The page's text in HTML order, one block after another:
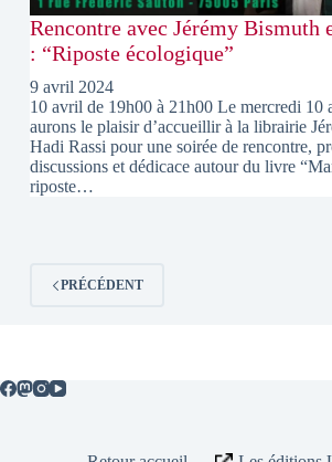
Rencontre avec Jérémy Bismuth
: “Riposte écologique”
9 avril 2024
10 avril de 19h00 à 21h00 Le mercredi 10
aurons le plaisir d’accueillir à la librairie
Hadi Rassi pour une soirée de rencontre,
discussions et dédicace autour du livre
riposte…
PRÉCÉDENT